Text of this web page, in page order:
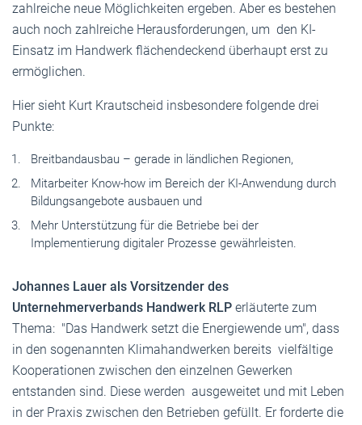
zahlreiche neue Möglichkeiten ergeben. Aber es bestehen
auch noch zahlreiche Herausforderungen, um den KI-
Einsatz im Handwerk flächendeckend überhaupt erst zu
ermöglichen.
Hier sieht Kurt Krautscheid insbesondere folgende drei
Punkte:
Breitbandausbau – gerade in ländlichen Regionen,
Mitarbeiter Know-how im Bereich der KI-Anwendung durch
Bildungsangebote ausbauen und
Mehr Unterstützung für die Betriebe bei der
Implementierung digitaler Prozesse gewährleisten.
Johannes Lauer als Vorsitzender des
Unternehmerverbands Handwerk RLP erläuterte zum
Thema: "Das Handwerk setzt die Energiewende um", dass
in den sogenannten Klimahandwerken bereits vielfältige
Kooperationen zwischen den einzelnen Gewerken
entstanden sind. Diese werden ausgeweitet und mit Leben
in der Praxis zwischen den Betrieben gefüllt. Er forderte die